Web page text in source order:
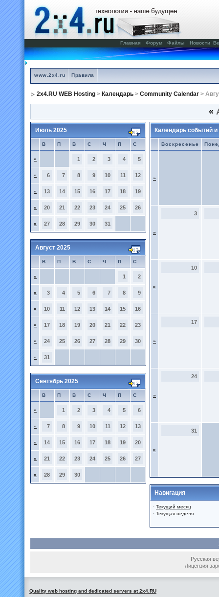
Главная Форум Файлы Новости
www.2x4.ru Правила
2x4.RU WEB Hosting > Календарь > Community Calendar >
«
Июль 2025
В П В С Ч П С
» 1 2 3 4 5
» 6 7 8 9 10 11 12
» 13 14 15 16 17 18 19
» 20 21 22 23 24 25 26
» 27 28 29 30 31
Август 2025
В П В С Ч П С
» 1 2
» 3 4 5 6 7 8 9
» 10 11 12 13 14 15 16
» 17 18 19 20 21 22 23
» 24 25 26 27 28 29 30
» 31
Сентябрь 2025
В П В С Ч П С
» 1 2 3 4 5 6
» 7 8 9 10 11 12 13
» 14 15 16 17 18 19 20
» 21 22 23 24 25 26 27
» 28 29 30
Календарь событий
Воскресенье
»
»
3
»
10
»
17
»
24
»
31
Навигация
· Текущий месяц
· Текущая неделя
Русская
Лицензия
Quality web hosting and dedicated servers at 2x4.RU